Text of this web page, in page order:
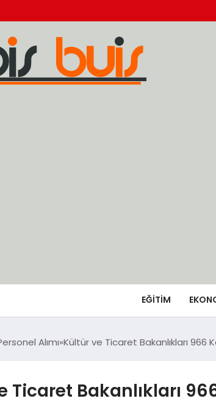
EĞİTİM
Alımı Kültür ve Ticaret Bakanlıkları 966
Ticaret Bakanlıkları